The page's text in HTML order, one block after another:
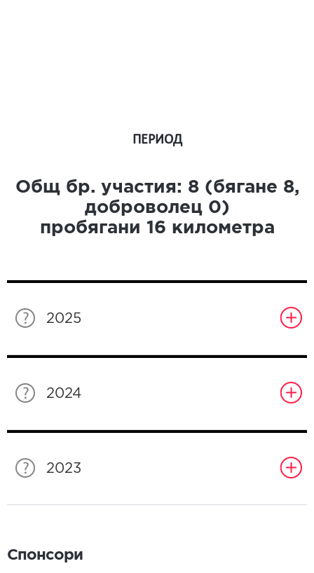
ПЕРИОД
Общ бр. участия: 8(бягане 8,
доброволец 0)
пробягани 16 километра
2025
2024
2023
Спонсори